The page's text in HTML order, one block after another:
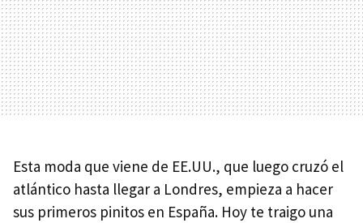
Esta moda que viene de EE.UU., que luego cruzó el
atlántico hasta llegar a Londres, empieza a hacer
sus primeros pinitos en España. Hoy te traigo una